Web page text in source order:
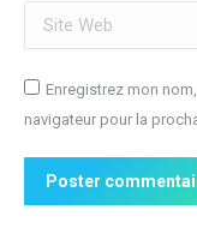
Site Web
Enregistrez mon
navigateur pour la
Poster